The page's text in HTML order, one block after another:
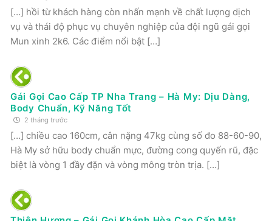
[…] hồi từ khách hàng còn nhấn mạnh về chất lượng dịch
vụ và thái độ phục vụ chuyên nghiệp của đội ngũ gái gọi
Mun xinh 2k6. Các điểm nổi bật […]
Gái Gọi Cao Cấp TP Nha Trang – Hà My: Dịu Dàng,
Body Chuẩn, Kỹ Năng Tốt
2 tháng trước
[…] chiều cao 160cm, cân nặng 47kg cùng số đo 88-60-90,
Hà My sở hữu body chuẩn mực, đường cong quyến rũ, đặc
biệt là vòng 1 đầy đặn và vòng mông tròn trịa. […]